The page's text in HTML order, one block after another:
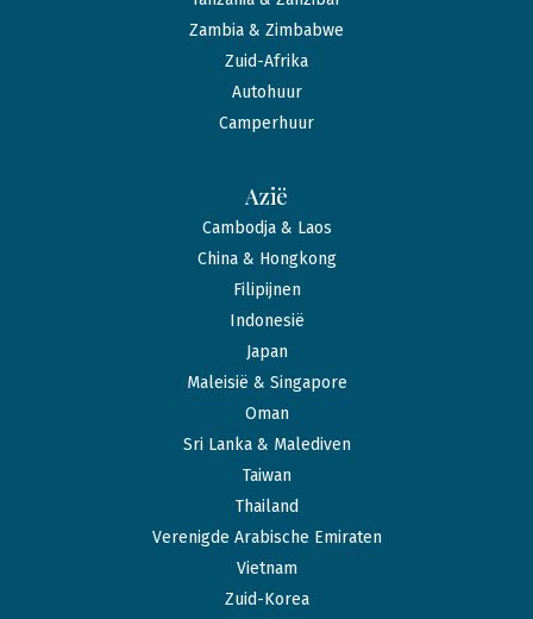
Zambia & Zimbabwe
Zuid-Afrika
Autohuur
Camperhuur
Azië
Cambodja & Laos
China & Hongkong
Filipijnen
Indonesië
Japan
Maleisië & Singapore
Oman
Sri Lanka & Malediven
Taiwan
Thailand
Verenigde Arabische Emiraten
Vietnam
Zuid-Korea